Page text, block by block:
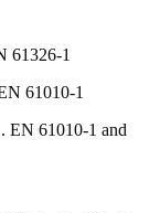
1
1
1 and